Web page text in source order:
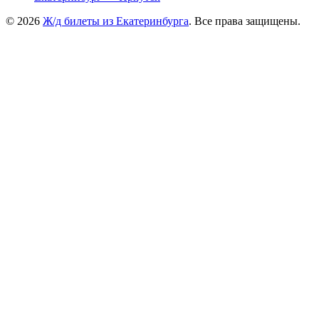
© 2026 Ж/д билеты из Екатеринбурга. Все права защищены.